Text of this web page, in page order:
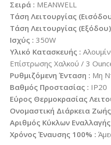
Σειρά : MEANWELL
Τάση Λειτουργίας
Τάση Λειτουργίας
Ισχύς : 350W
Υλικό Κατασκευής :
Επίστρωσης Χαλκού / 3
Ρυθμιζόμενη Ένταση : Μη
Βαθμός Προστασίας : IP20
Εύρος Θερμοκρασίας
Ονομαστική Διάρκεια
Αριθμός Κύκλων
Χρόνος Έναυσης 100% :